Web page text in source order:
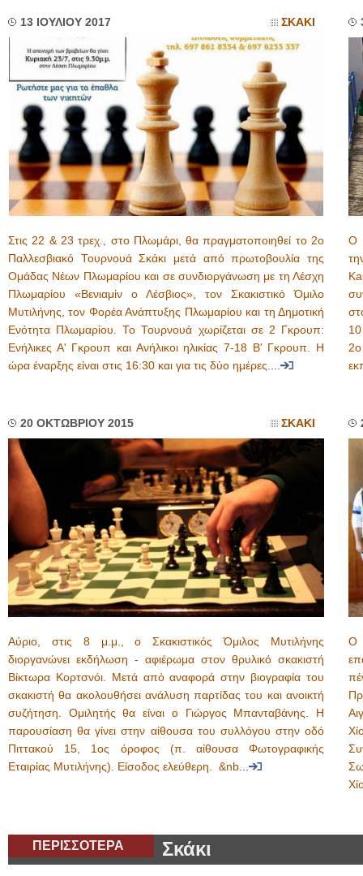
13 ΙΟΥΛΙΟΥ 2017 ΣΚΑΚΙ
Στις 22 & 23 τρεχ., στο Πλωμάρι, θα πραγματοποιηθεί το 2ο
Παλλεσβιακό Τουρνουά Σκάκι μετά από πρωτοβουλία της
Ομάδας Νέων Πλωμαρίου και σε συνδιοργάνωση με τη Λέσχη
Πλωμαρίου «Βενιαμίν ο Λέσβιος», τον Σκακιστικό Όμιλο
Μυτιλήνης, τον Φορέα Ανάπτυξης Πλωμαρίου και τη Δημοτική
Ενότητα Πλωμαρίου. Το Τουρνουά χωρίζεται σε 2 Γκρουπ:
Ενήλικες Α' Γκρουπ και Ανήλικοι ηλικίας 7-18 Β' Γκρουπ. Η
ώρα έναρξης είναι στις 16:30 και για τις δύο ημέρες....
Ο
20 ΟΚΤΩΒΡΙΟΥ 2015 ΣΚΑΚΙ
Αύριο, στις 8 μ.μ., ο Σκακιστικός Όμιλος Μυτιλήνης
διοργανώνει εκδήλωση - αφιέρωμα στον θρυλικό σκακιστή
Βίκτωρα Κορτσνόι. Μετά από αναφορά στην βιογραφία του
σκακιστή θα ακολουθήσει ανάλυση παρτίδας του και ανοικτή
συζήτηση. Ομιλητής θα είναι ο Γιώργος Μπανταβάνης. Η
παρουσίαση θα γίνει στην αίθουσα του συλλόγου στην οδό
Πιττακού 15, 1ος όροφος (π. αίθουσα Φωτογραφικής
Εταιρίας Μυτιλήνης). Είσοδος ελεύθερη. &nb...
Ο
ΠΕΡΙΣΣΟΤΕΡΑ Σκάκι